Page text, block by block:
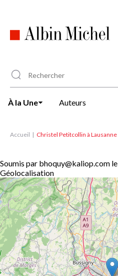
principal
À la Une Auteurs
Accueil Christel Petitcollin à Lausanne
Soumis par bhoquy@kaliop.com le
Géolocalisation